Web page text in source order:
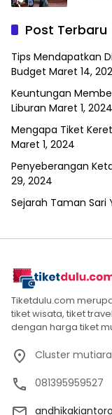
Post Terbaru
Tips Mendapatkan
Budget Maret 14,
Keuntungan
Liburan Maret 1, 2024
Mengapa Tiket
Maret 1, 2024
Penyeberangan
29, 2024
Sejarah Taman Sari
Tiketdulu.com
tiket wisata, tiket
dengan harga tiket
Cluster
081395959527